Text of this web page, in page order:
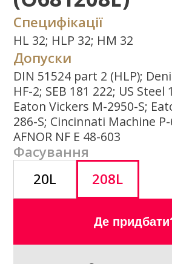
20L 208L
Де придбати?
Задати питання
Потрібна додаткова інформація щодо
типу експлуатаційних властивостей,
використання продукту або ін.?
Напишіть нам
Завантажити
каталог